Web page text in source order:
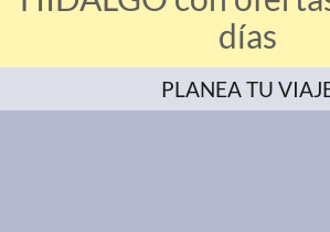
días
PLANEA TU